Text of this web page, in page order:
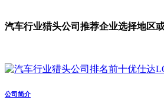
汽车行业猎头公司推荐企业选择地区
公司简介